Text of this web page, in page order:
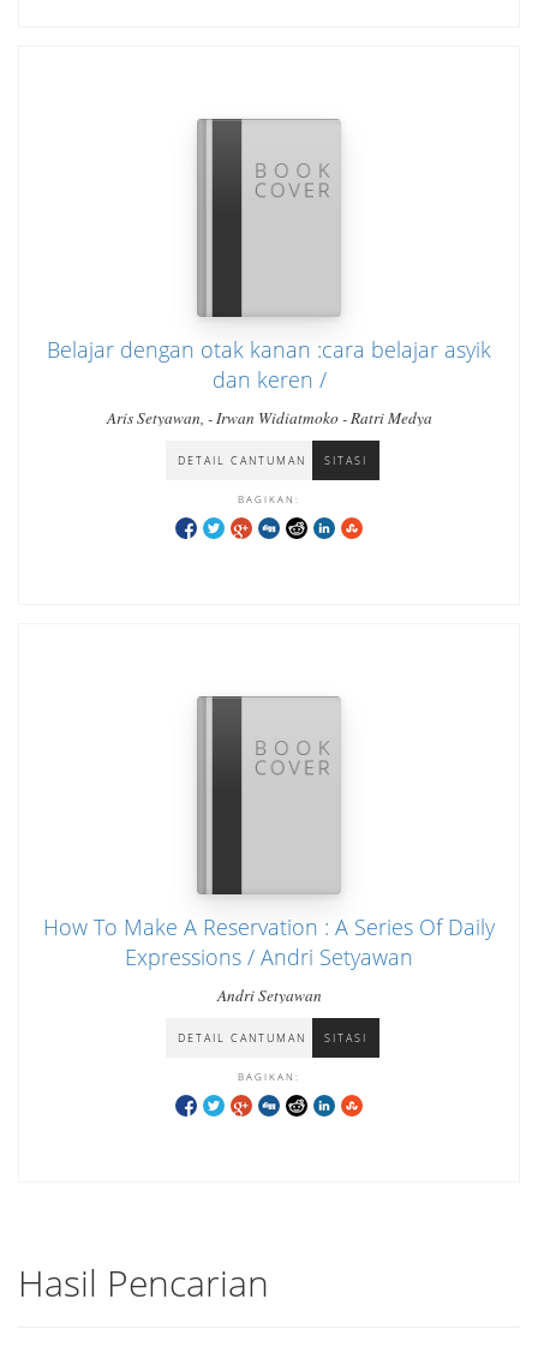
Belajar dengan otak kanan :cara belajar asyik
dan keren /
Aris Setyawan, - Irwan Widiatmoko - Ratri Medya
DETAIL CANTUMAN SITASI
BAGIKAN:
How To Make A Reservation : A Series Of Daily
Expressions / Andri Setyawan
Andri Setyawan
DETAIL CANTUMAN SITASI
BAGIKAN:
Hasil Pencarian